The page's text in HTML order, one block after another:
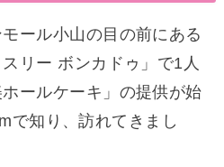
ール小山の目の前にある
リー ボンカドゥ」で1人
ールケーキ」の提供が始
で知り、訪れてきまし